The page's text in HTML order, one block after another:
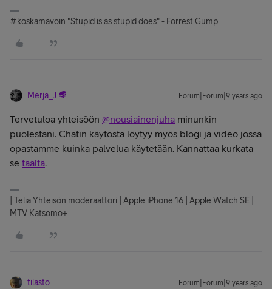
#koskamävoin "Stupid is as stupid does" - Forrest Gump
Merja_J Forum|Forum|9 years ago
Tervetuloa yhteisöön @nousiainenjuha minunkin
puolestani. Chatin käytöstä löytyy myös blogi ja video jossa
opastamme kuinka palvelua käytetään. Kannattaa kurkata
se täältä.
| Telia Yhteisön moderaattori | Apple iPhone 16 | Apple Watch SE |
MTV Katsomo+
tilasto Forum|Forum|9 years ago